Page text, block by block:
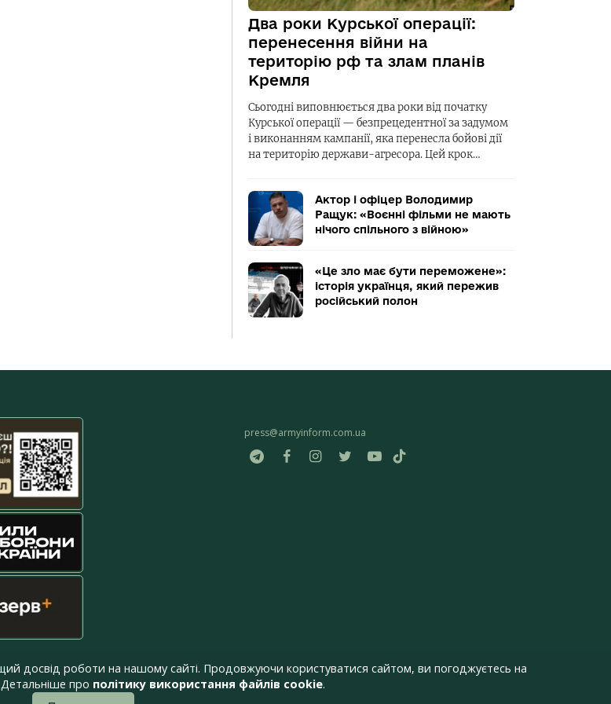
Два роки Курської операції:
перенесення війни на
територію рф та злам планів
Кремля
Сьогодні виповнюється два роки від початку
Курської операції — безпрецедентної за задумом
і виконанням кампанії, яка перенесла бойові дії
на територію держави-агресора. Цей крок…
Актор і офіцер Володимир
Ращук: «Воєнні фільми не мають
нічого спільного з війною»
«Це зло має бути переможене»:
історія українця, який пережив
російський полон
press@armyinform.com.ua
досвід роботи на нашому сайті. Продовжуючи користуватися сайтом, ви погоджуєтесь на
про політику використання файлів cookie.